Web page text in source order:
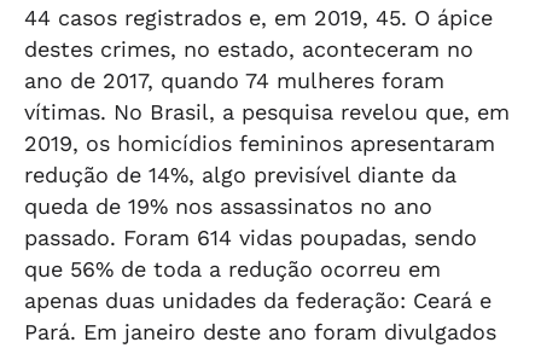
44 casos registrados e, em 2019, 45. O ápice
destes crimes, no estado, aconteceram no
ano de 2017, quando 74 mulheres foram
vítimas. No Brasil, a pesquisa revelou que, em
2019, os homicídios femininos apresentaram
redução de 14%, algo previsível diante da
queda de 19% nos assassinatos no ano
passado. Foram 614 vidas poupadas, sendo
que 56% de toda a redução ocorreu em
apenas duas unidades da federação: Ceará e
Pará. Em janeiro deste ano foram divulgados